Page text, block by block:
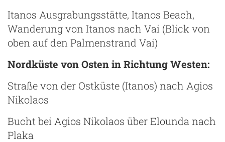
Itanos Ausgrabungsstätte, Itanos Beach,
Wanderung von Itanos nach Vai (Blick von
oben auf den Palmenstrand Vai)
Nordküste von Osten in Richtung Westen:
Straße von der Ostküste (Itanos) nach Agios
Nikolaos
Bucht bei Agios Nikolaos über Elounda nach
Plaka